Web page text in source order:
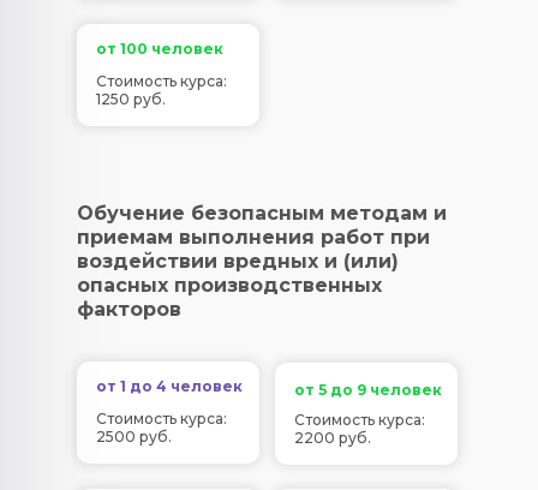
от 100 человек
Стоимость курса:
1250 руб.
Обучение безопасным методам и
приемам выполнения работ при
воздействии вредных и (или)
опасных производственных
факторов
от 1 до 4 человек
Стоимость курса:
2500 руб.
от 5 до 9 человек
Стоимость курса:
2200 руб.